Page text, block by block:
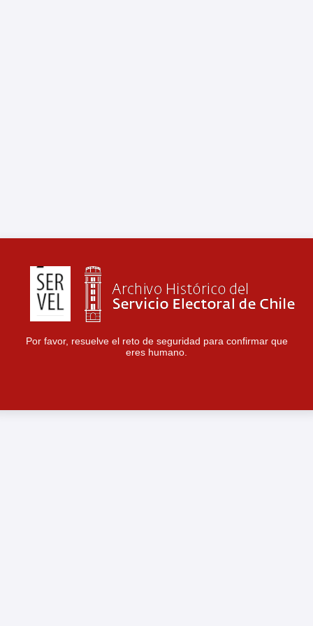
Por favor, resuelve el reto de seguridad para confirmar que
eres humano.